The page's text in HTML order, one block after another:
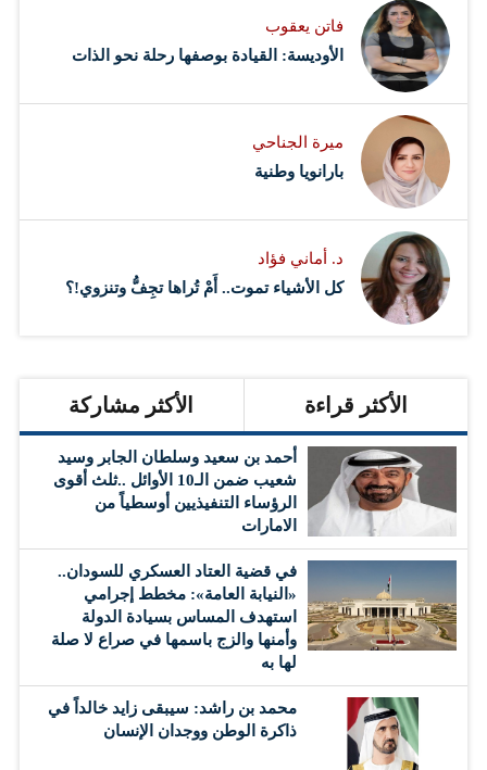
فاتن يعقوب
الأوديسة: القيادة بوصفها رحلة نحو الذات
ميرة الجناحي
بارانويا وطنية
د. أماني فؤاد
كل الأشياء تموت.. أَمْ تُراها تجِفُّ وتنزوي!؟
الأكثر قراءة الأكثر مشاركة
أحمد بن سعيد وسلطان الجابر وسيد
شعيب ضمن الـ10 الأوائل ..ثلث أقوى
الرؤساء التنفيذيين أوسطياً من
الامارات
في قضية العتاد العسكري للسودان..
«النيابة العامة»: مخطط إجرامي
استهدف المساس بسيادة الدولة
وأمنها والزج باسمها في صراع لا صلة
لها به
محمد بن راشد: سيبقى زايد خالداً في
ذاكرة الوطن ووجدان الإنسان